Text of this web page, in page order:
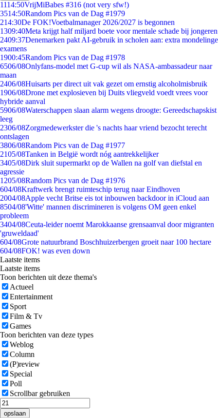
1114:50VrijMiBabes #316 (not very sfw!)
3514:50Random Pics van de Dag #1979
214:30De FOK!Voetbalmanager 2026/2027 is begonnen
1309:40Meta krijgt half miljard boete voor mentale schade bij jongeren
2409:37Denemarken pakt AI-gebruik in scholen aan: extra mondelinge
examens
1900:45Random Pics van de Dag #1978
6506/08Onlyfans-model met G-cup wil als NASA-ambassadeur naar
maan
2406/08Huisarts per direct uit vak gezet om ernstig alcoholmisbruik
1906/08Drone met explosieven bij Duits vliegveld voedt vrees voor
hybride aanval
5906/08Waterschappen slaan alarm wegens droogte: Gereedschapskist
leeg
2306/08Zorgmedewerkster die 's nachts haar vriend bezocht terecht
ontslagen
3806/08Random Pics van de Dag #1977
2105/08Tanken in België wordt nóg aantrekkelijker
3405/08Dirk sluit supermarkt op de Wallen na golf van diefstal en
agressie
1205/08Random Pics van de Dag #1976
604/08Kraftwerk brengt ruimteschip terug naar Eindhoven
2004/08Apple vecht Britse eis tot inbouwen backdoor in iCloud aan
8504/08'Witte' mannen discrimineren is volgens OM geen enkel
probleem
3404/08Ceuta-leider noemt Marokkaanse grensaanval door migranten
'gruweldaad'
604/08Grote natuurbrand Boschhuizerbergen groeit naar 100 hectare
604/08FOK! was even down
Laatste items
Laatste items
Toon berichten uit deze thema's
Actueel
Entertainment
Sport
Film & Tv
Games
Toon berichten van deze types
Weblog
Column
(P)review
Special
Poll
Scrollbar gebruiken
opslaan